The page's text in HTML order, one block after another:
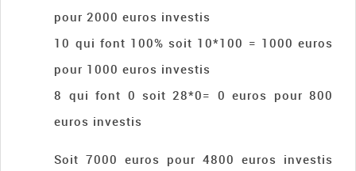
pour 2000 euros investis
10 qui font 100% soit 10*100 = 1000 euros
pour 1000 euros investis
8 qui font 0 soit 28*0= 0 euros pour 800
euros investis
Soit 7000 euros pour 4800 euros investis